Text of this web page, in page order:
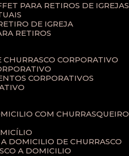
PARA RETIROS DE IGREJAS
DE IGREJA
RETIROS
CHURRASCO CORPORATIVO
CORPORATIVOS
COM CHURRASQUEIRO
A DOMICILIO DE CHURRASCO
A DOMICILIO